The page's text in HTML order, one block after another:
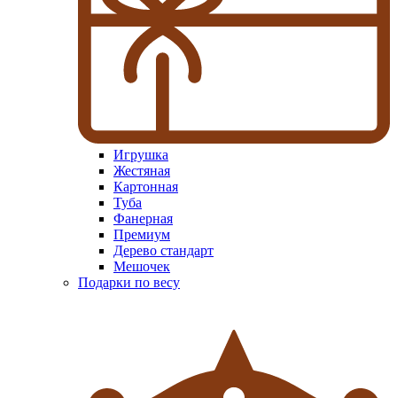
Игрушка
Жестяная
Картонная
Туба
Фанерная
Премиум
Дерево стандарт
Мешочек
Подарки по весу